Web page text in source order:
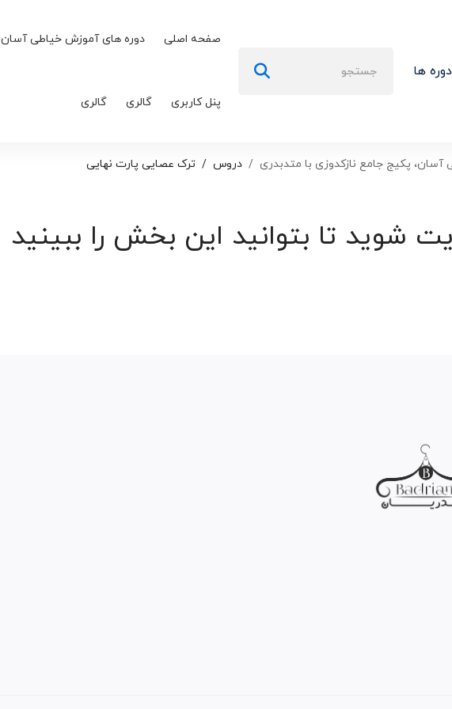
دوره ها
صفحه اصلی دوره های آموزش خیاطی آسان
پنل کاربری گالری گالری
آسان، پکیج جامع نازکدوزی با متدبدری دروس ترک عصایی پارت نهایی
شوید تا بتوانید این بخش را ببینید